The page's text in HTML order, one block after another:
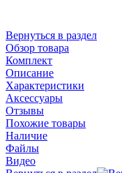
Вернуться в раздел
Обзор товара
Комплект
Описание
Характеристики
Аксессуары
Отзывы
Похожие товары
Наличие
Файлы
Видео